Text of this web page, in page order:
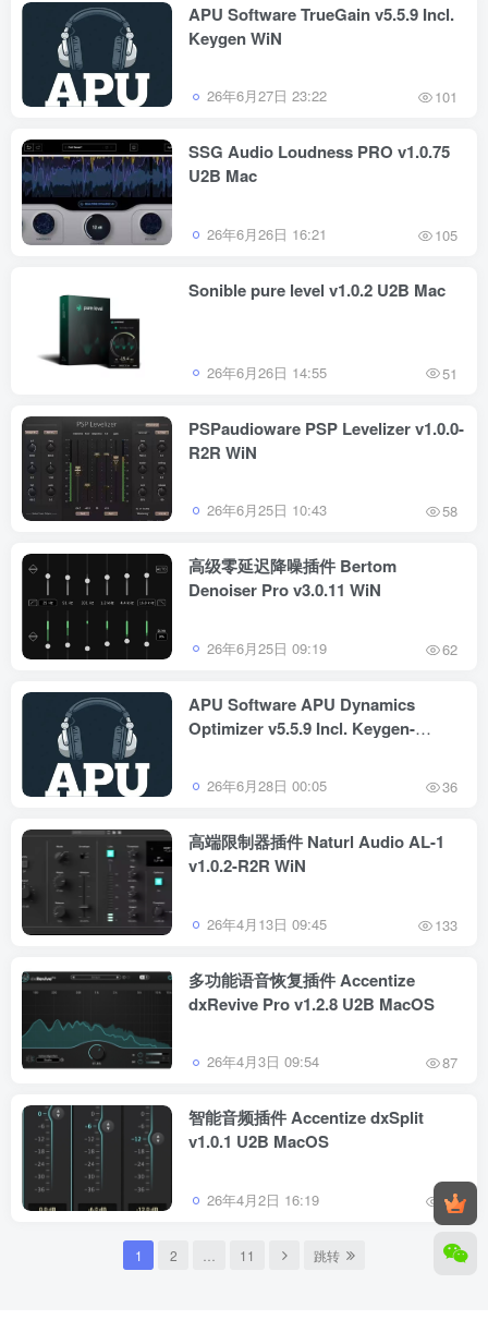
APU Software TrueGain v5.5.9 Incl.
Keygen WiN
26年6月27日 23:22 101
SSG Audio Loudness PRO v1.0.75
U2B Mac
26年6月26日 16:21 105
Sonible pure level v1.0.2 U2B Mac
26年6月26日 14:55 51
PSPaudioware PSP Levelizer v1.0.0-
R2R WiN
26年6月25日 10:43 58
高级零延迟降噪插件 Bertom
Denoiser Pro v3.0.11 WiN
26年6月25日 09:19 62
APU Software APU Dynamics
Optimizer v5.5.9 Incl. Keygen-
26年6月28日 00:05 36
高端限制器插件 Naturl Audio AL-1
v1.0.2-R2R WiN
26年4月13日 09:45 133
多功能语音恢复插件 Accentize
dxRevive Pro v1.2.8 U2B MacOS
26年4月3日 09:54 87
智能音频插件 Accentize dxSplit
v1.0.1 U2B MacOS
26年4月2日 16:19 91
1 2 11 跳转